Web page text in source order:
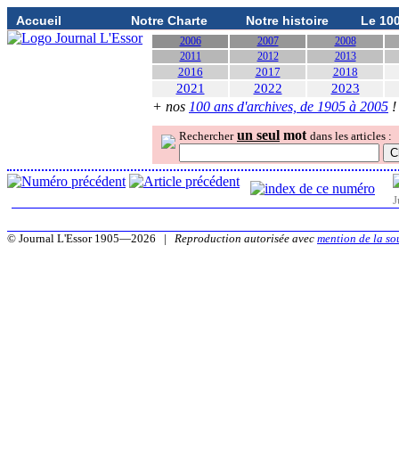
Accueil Notre Charte Notre histoire Le
2006 2007
2008
2011
2012 2013
2016 2017 2018
2021 2022 2023
+ nos 100 ans d'archives, de 1905 à 2005 !
Rechercher un seul mot dans les articles :
© Journal L'Essor 1905—2026 | Reproduction autorisée avec mention de la